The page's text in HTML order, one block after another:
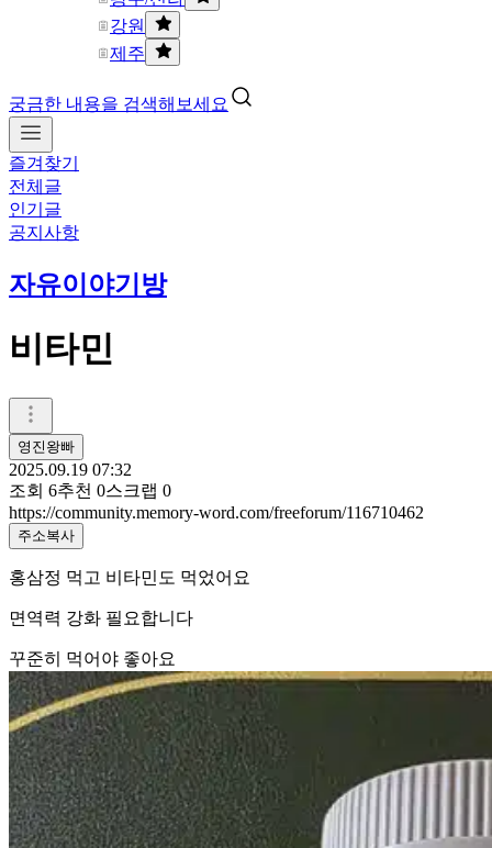
강원
제주
궁금한 내용을 검색해보세요
즐겨찾기
전체글
인기글
공지사항
자유이야기방
비타민
영진왕빠
2025.09.19 07:32
조회 6추천 0스크랩 0
https://community.memory-word.com/freeforum/116710462
주소복사
홍삼정 먹고 비타민도 먹었어요
면역력 강화 필요합니다
꾸준히 먹어야 좋아요